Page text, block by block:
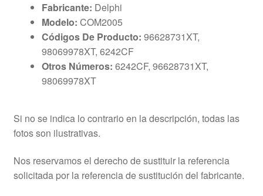
Fabricante: Delphi
Modelo: COM2005
Códigos De Producto: 96628731XT,
98069978XT, 6242CF
Otros Números: 6242CF, 96628731XT,
98069978XT
Si no se indica lo contrario en la descripción, todas las
fotos son ilustrativas.
Nos reservamos el derecho de sustituir la referencia
solicitada por la referencia de sustitución del fabricante.